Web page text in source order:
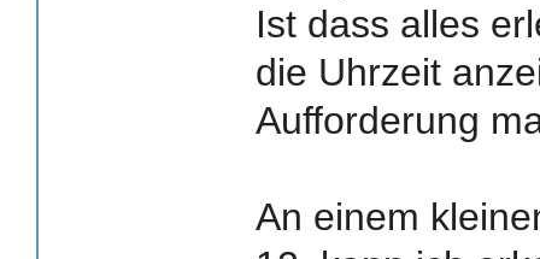
Ist dass alles
die Uhrzeit
Aufforderung
An einem